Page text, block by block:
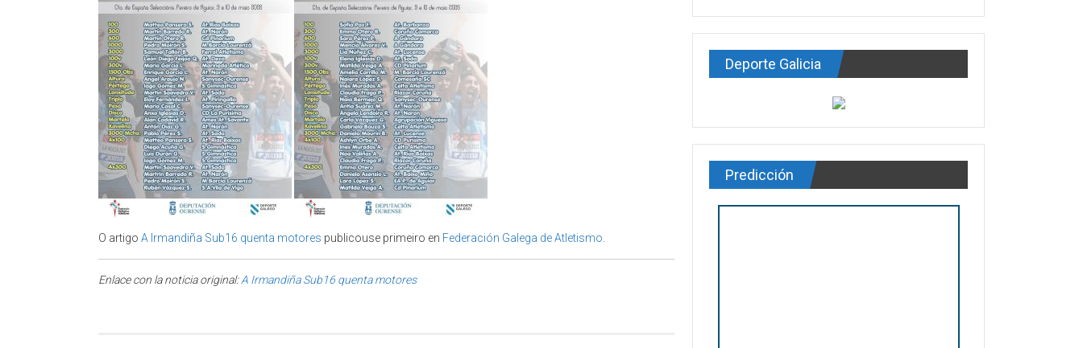
O artigo A Irmandiña Sub16 quenta motores publicouse primeiro en Federación Galega de Atletismo
Enlace con la noticia original:A Irmandiña Sub16 quenta motores
Deporte Galicia
Predicción